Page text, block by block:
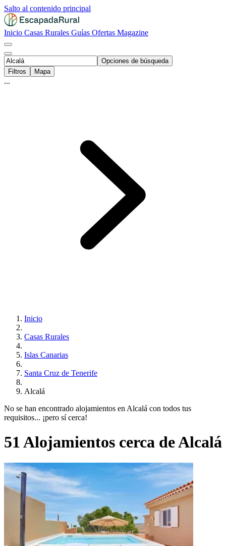
Salto al contenido principal
Inicio Casas Rurales Guías Ofertas Magazine
Opciones de búsqueda
Filtros
Mapa
...
Inicio
Casas Rurales
Islas Canarias
Santa Cruz de Tenerife
Alcalá
No se han encontrado alojamientos en Alcalá con todos tus
requisitos... ¡pero sí cerca!
51 Alojamientos cerca de Alcalá